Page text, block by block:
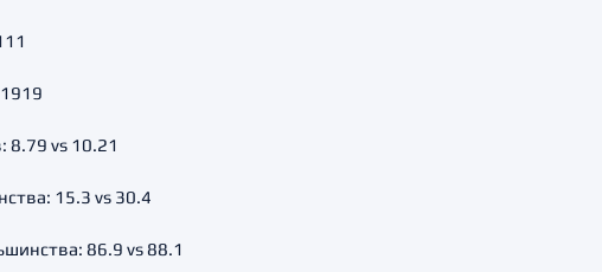
8.79 vs 10.21
15.3 vs 30.4
86.9 vs 88.1